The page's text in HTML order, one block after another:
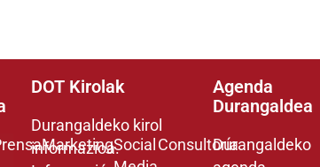
MarketingSocial Consultoría
DOT Kirolak
Durangaldeko kirol
informazioa.
Agenda
Durangaldea
Durangaldeko